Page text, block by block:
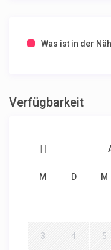
Was ist in der
Verfügbarkeit
M D M
3 4 5